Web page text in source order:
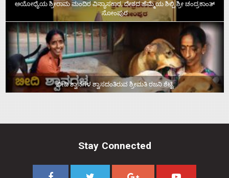
ಅಯೋಧ್ಯೆಯ ಶ್ರೀರಾಮ ಮಂದಿರ ವಿನ್ಯಾಸಕಾರ, ದೇಶದ ಹೆಮ್ಮೆಯ ಶಿಲ್ಪಿ ಶ್ರೀ ಚಂದ್ರಕಾಂತ್‌
ಸೋಂಪುರ
ಬೀದಿ ಶ್ವಾನಗಳ ಶ್ವಾಸದಂತಿರುವ ಶ್ರೀಮತಿ ರಜನಿ ಶೆಟ್ಟಿ
Stay Connected